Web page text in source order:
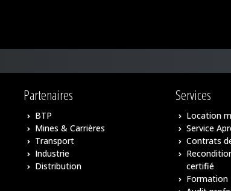
Partenaires
BTP
Mines & Carrières
Transport
Industrie
Distribution
Services
Location
Service
Contrats
certifié
Formation